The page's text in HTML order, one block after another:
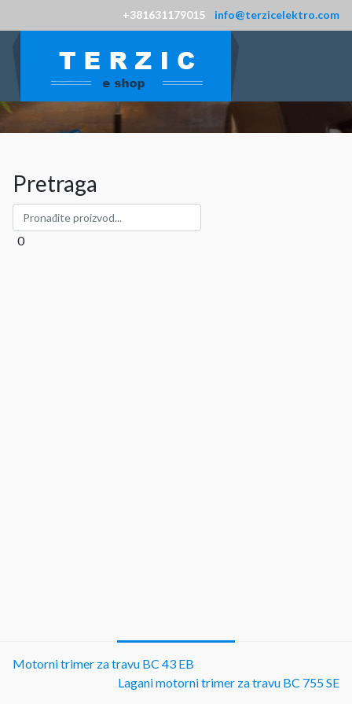
+381631179015 info@terzicelektro.com
Pretraga
0
Motorni trimer za travu BC 43 EB
Lagani motorni trimer za travu BC 755 SE